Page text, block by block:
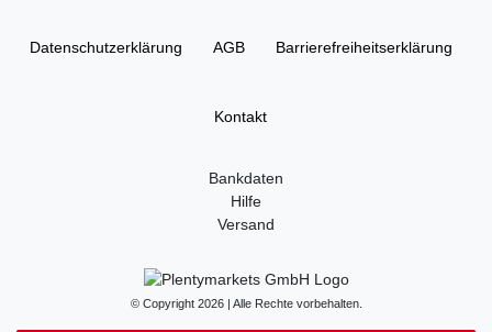
Daten­schutz­erklärung AGB Barrierefreiheitserklärung
Kontakt
Bankdaten
Hilfe
Versand
© Copyright 2026 | Alle Rechte vorbehalten.